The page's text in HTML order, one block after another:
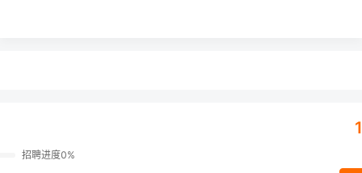
招聘进度0%